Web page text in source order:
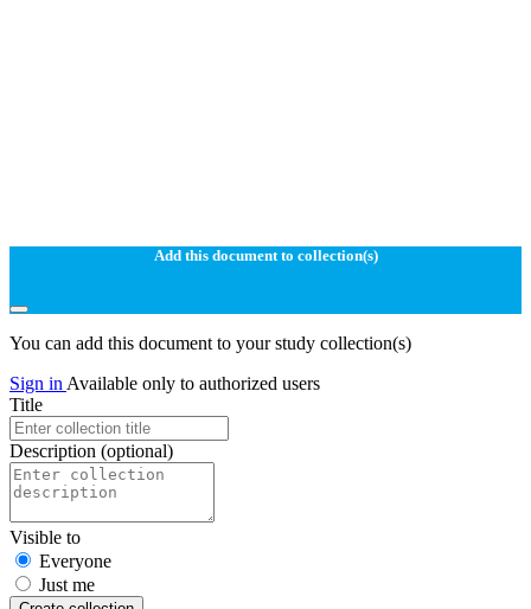
Add this document to collection(s)
You can add this document to your study collection(s)
Sign in Available only to authorized users
Title
Description (optional)
Visible to
Everyone
Just me